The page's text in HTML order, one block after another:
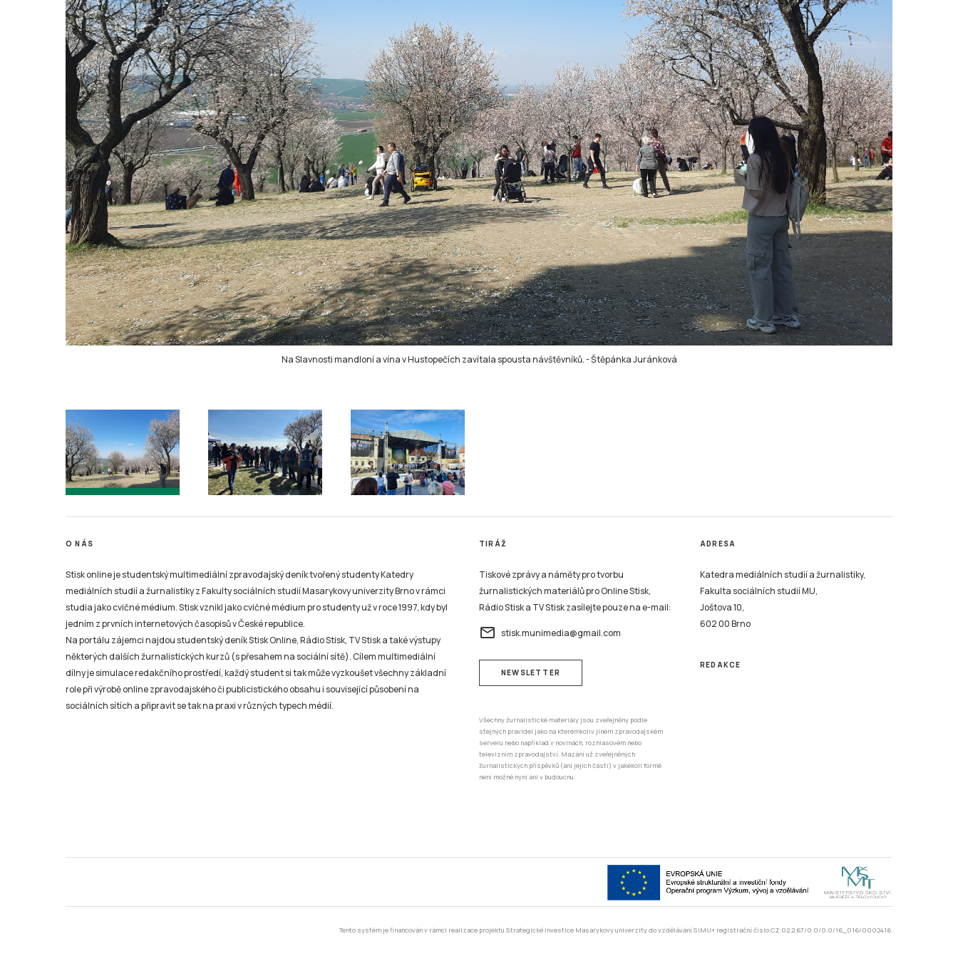
Na Slavnosti mandloní a vína v Hustopečích zavítala spousta návštěvníků.-Štěpánka Juránková
O NÁS
Stisk online je studentský multimediální zpravodajský deník tvořený studenty Katedry
mediálních studií a žurnalistiky z Fakulty sociálních studií Masarykovy univerzity Brno v rámci
studia jako cvičné médium. Stisk vznikl jako cvičné médium pro studenty už v roce 1997, kdy byl
jedním z prvních internetových časopisů v České republice.
Na portálu zájemci najdou studentský deník Stisk Online, Rádio Stisk, TV Stisk a také výstupy
některých dalších žurnalistických kurzů (s přesahem na sociální sítě). Cílem multimediální
dílny je simulace redakčního prostředí, každý student si tak může vyzkoušet všechny základní
role při výrobě online zpravodajského či publicistického obsahu i související působení na
sociálních sítích a připravit se tak na praxi v různých typech médií.
TIRÁŽ
Tiskové zprávy a náměty pro tvorbu
žurnalistických materiálů pro Online Stisk,
Rádio Stisk a TV Stisk zasílejte pouze na e-mail:
email stisk.munimedia@gmail.com
NEWSLETTER
Všechny žurnalistické materiály jsou zveřejněny podle
stejných pravidel jako na kterémkoliv jiném zpravodajském
serveru nebo například v novinách, rozhlasovém nebo
televizním zpravodajství. Mazání už zveřejněných
žurnalistických příspěvků (ani jejich částí) v jakékoli formě
není možné nyní ani v budoucnu.
ADRESA
Katedra mediálních studií a žurnalistiky,
Fakulta sociálních studií MU,
Joštova 10,
602 00 Brno
REDAKCE
Tento systém je financován v rámci realizace projektu Strategické investice Masarykovy univerzity do vzdělávání SIMU+ registrační číslo CZ.02.2.67/0.0/0.0/16_016/0002416.